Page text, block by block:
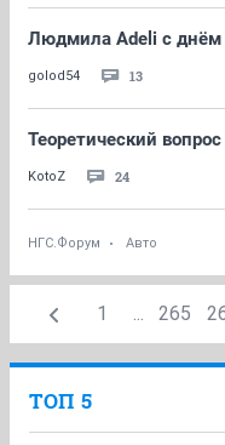
Людмила Adeli с днём
golod54 13
Теоретический вопрос
KotoZ 24
НГС.Форум Авто
1 ... 265
ТОП 5